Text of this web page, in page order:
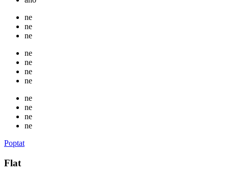
ne
ne
ne
ne
ne
ne
ne
ne
ne
ne
ne
Poptat
Flat